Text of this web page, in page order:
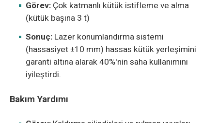
Görev: Çok katmanlı kütük istifleme ve alma
(kütük başına 3 t)
Sonuç: Lazer konumlandırma sistemi
(hassasiyet ±10 mm) hassas kütük yerleşimini
garanti altına alarak 40%'nin saha kullanımını
iyileştirdi.
Bakım Yardımı